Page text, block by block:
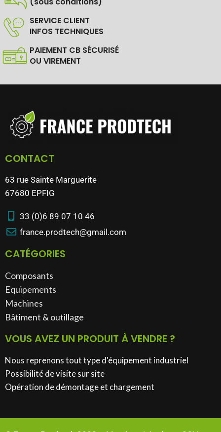
SERVICE CLIENT
INFOS TECHNIQUES
PAIEMENT CB SÉCURISÉ
OU VIREMENT
CONTACT
63 rue Sainte Marguerite
67680 EPFIG
33 (0)6 89 07 10 46
france.prodtech@gmail.com
CATÉGORIES
Composants
Equipements
Machines
Bâtiment & outillage​
VOUS AVEZ UN PRODUIT À VENDRE ?
Nous reprenons tout type d'équipement industriel
Possibilité de visite sur site
Opération de démontage et chargement